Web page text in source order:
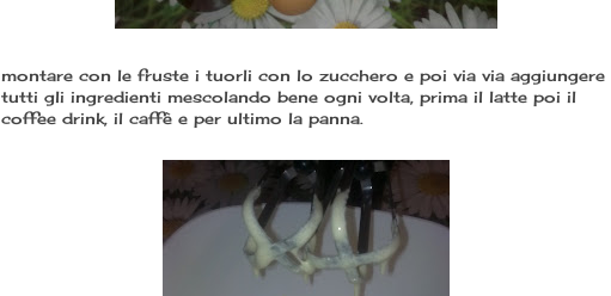
montare con le fruste i tuorli con lo zucchero e poi via via aggiungere
tutti gli ingredienti mescolando bene ogni volta, prima il latte poi il
coffee drink, il caffè e per ultimo la panna.